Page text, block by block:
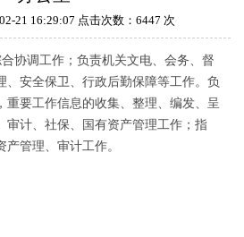
21 16:29:07 点击次数：6447 次
协调工作；负责机关文电、会务、督
、安全保卫、行政后勤保障等工作。负
重要工作信息的收集、整理、编发、呈
审计、社保、国有资产管理工作；指
管理、审计工作。